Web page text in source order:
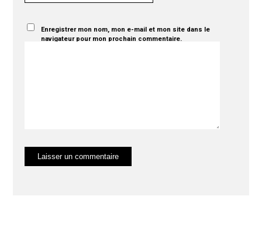
Enregistrer mon nom, mon e-mail et mon site dans le
navigateur pour mon prochain commentaire.